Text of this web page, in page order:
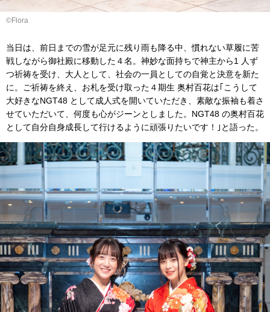
©︎Flora
当日は、前日までの雪が足元に残り雨も降る中、慣れない草履に苦
戦しながら御社殿に移動した４名。神妙な面持ちで神主から1 人ず
つ祈祷を受け、大人として、社会の一員としての自覚と決意を新た
に。ご祈祷を終え、お札を受け取った４期生 奥村百花は｢こうして
大好きなNGT48 として成人式を開いていただき、素敵な振袖も着さ
せていただいて、何度も心がジーンとしました。NGT48 の奥村百花
として自分自身成長して行けるように頑張りたいです！｣と語った。